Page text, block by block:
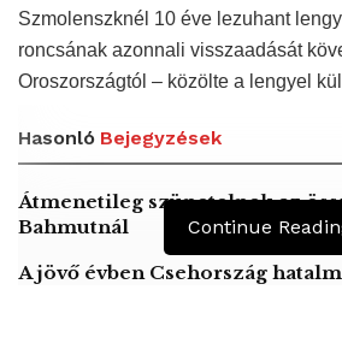
Szmolenszknél 10 éve lezuhant
roncsának azonnali visszaadását
Oroszországtól – közölte a lengyel
Hasonló Bejegyzések
Átmenetileg szünetelnek az
Bahmutnál
A jövő évben Csehország
Continue